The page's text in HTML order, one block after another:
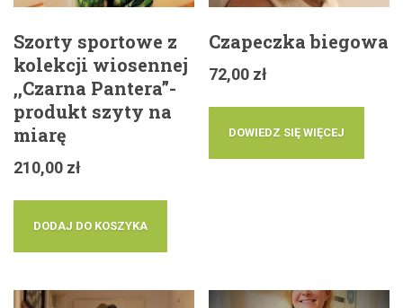
Szorty sportowe z
kolekcji wiosennej
,,Czarna Pantera”-
produkt szyty na
miarę
210,00 zł
DODAJ DO KOSZYKA
Czapeczka biegowa
72,00 zł
DOWIEDZ SIĘ WIĘCEJ